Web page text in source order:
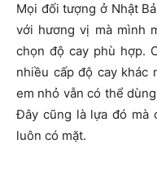
Mọi đối tượng ở Nhật
với hương vị mà mình
chọn độ cay phù hợp.
nhiều cấp độ cay khác
em nhỏ vẫn có thể
Đây cũng là lựa đó mà
luôn có mặt.